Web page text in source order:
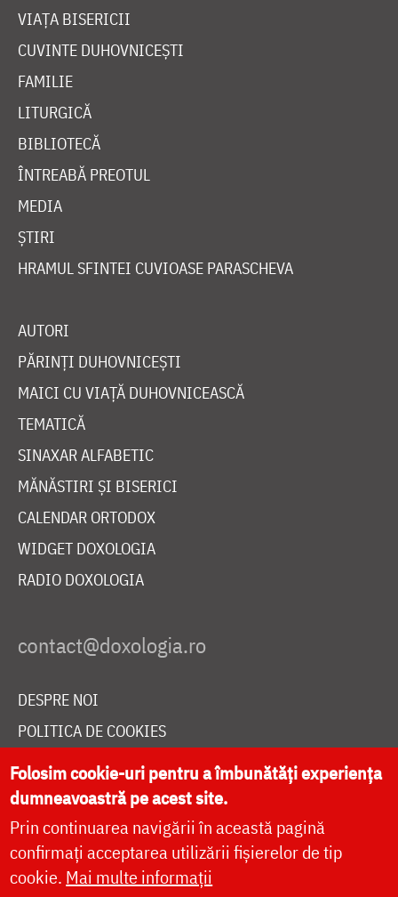
VIAȚA BISERICII
CUVINTE DUHOVNICEȘTI
FAMILIE
LITURGICĂ
BIBLIOTECĂ
ÎNTREABĂ PREOTUL
MEDIA
ȘTIRI
HRAMUL SFINTEI CUVIOASE PARASCHEVA
AUTORI
PĂRINȚI DUHOVNICEȘTI
MAICI CU VIAȚĂ DUHOVNICEASCĂ
TEMATICĂ
SINAXAR ALFABETIC
MĂNĂSTIRI ȘI BISERICI
CALENDAR ORTODOX
WIDGET DOXOLOGIA
RADIO DOXOLOGIA
DESPRE NOI
POLITICA DE COOKIES
DONEAZĂ ONLINE PENTRU CATEDRALA NAȚIONALĂ
LIVE
Folosim cookie-uri pentru a îmbunătăți experiența
dumneavoastră pe acest site.
Prin continuarea navigării în această pagină
confirmați acceptarea utilizării fișierelor de tip
cookie. Mai multe informații